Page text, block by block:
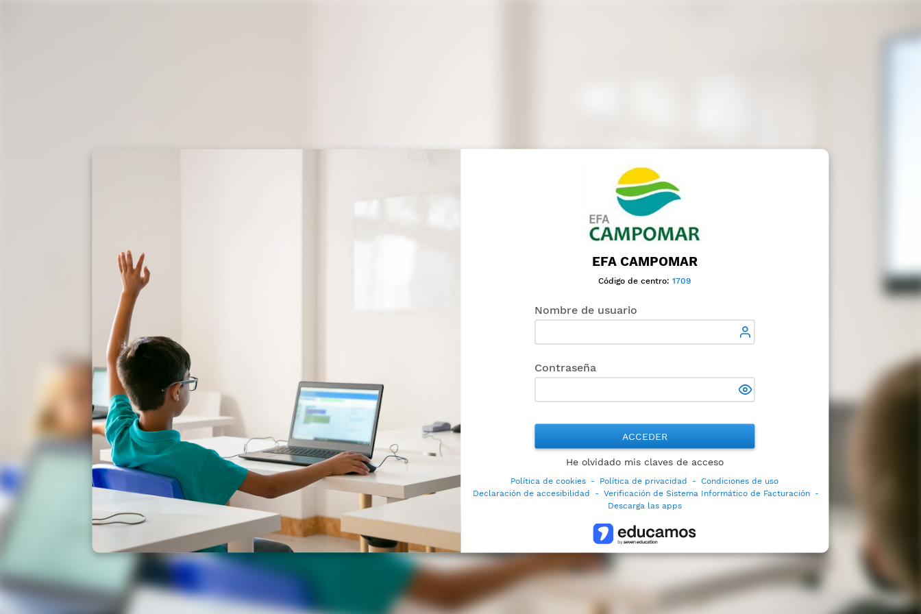
EFA CAMPOMAR
Código de centro:1709
Nombre de usuario
Contraseña
ACCEDER
He olvidado mis claves de acceso
Política de cookies - Política de privacidad - Condiciones de uso
Declaración de accesibilidad
- Verificación de Sistema Informático de Facturación -
Descarga las apps